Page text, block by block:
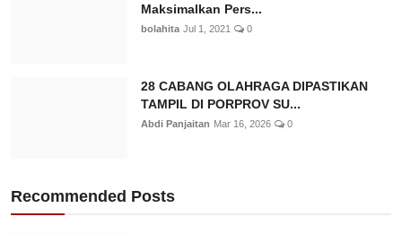
Maksimalkan Pers...
bolahita Jul 1, 2021 0
28 CABANG OLAHRAGA DIPASTIKAN
TAMPIL DI PORPROV SU...
Abdi Panjaitan Mar 16, 2026 0
Recommended Posts